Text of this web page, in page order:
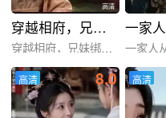
高清
穿越相府，兄妹绑错系统爆红了!
穿越相府，兄妹绑错系统爆
8.0
高清
高清 高清
高清